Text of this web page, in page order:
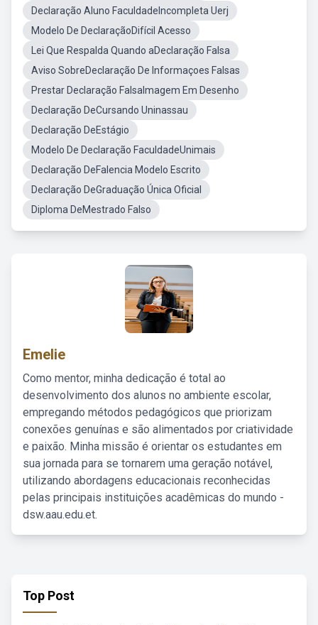
Declaração Aluno FaculdadeIncompleta Uerj
Modelo De DeclaraçãoDifícil Acesso
Lei Que Respalda Quando aDeclaração Falsa
Aviso SobreDeclaração De Informaçoes Falsas
Prestar Declaração FalsaImagem Em Desenho
Declaração DeCursando Uninassau
Declaração DeEstágio
Modelo De Declaração FaculdadeUnimais
Declaração DeFalencia Modelo Escrito
Declaração DeGraduação Única Oficial
Diploma DeMestrado Falso
Emelie
Como mentor, minha dedicação é total ao
desenvolvimento dos alunos no ambiente escolar,
empregando métodos pedagógicos que priorizam
conexões genuínas e são alimentados por criatividade
e paixão. Minha missão é orientar os estudantes em
sua jornada para se tornarem uma geração notável,
utilizando abordagens educacionais reconhecidas
pelas principais instituições acadêmicas do mundo -
dsw.aau.edu.et.
Top Post